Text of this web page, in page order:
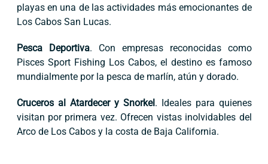
playas en una de las actividades más emocionantes de
Los Cabos San Lucas.
Pesca Deportiva. Con empresas reconocidas como
Pisces Sport Fishing Los Cabos, el destino es famoso
mundialmente por la pesca de marlín, atún y dorado.
Cruceros al Atardecer y Snorkel. Ideales para quienes
visitan por primera vez. Ofrecen vistas inolvidables del
Arco de Los Cabos y la costa de Baja California.